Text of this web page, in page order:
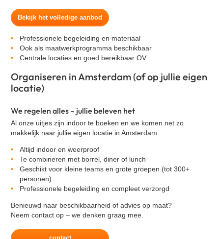
Bekijk het volledige aanbod
Professionele begeleiding en materiaal
Ook als maatwerkprogramma beschikbaar
Centrale locaties en goed bereikbaar OV
Organiseren in Amsterdam (of op jullie eigen
locatie)
We regelen alles – jullie beleven het
Al onze uitjes zijn indoor te boeken en we komen net zo
makkelijk naar jullie eigen locatie in Amsterdam
Altijd indoor en weerproof
Te combineren met borrel, diner of lunch
Geschikt voor kleine teams en grote groepen (tot 300+
personen)
Professionele begeleiding en compleet verzorgd
Benieuwd naar beschikbaarheid of advies op maat?
Neem contact op – we denken graag mee.